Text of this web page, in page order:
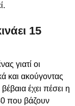
15
γιατί οι
και ακούγοντας
έχει πέσει η
που βάζουν